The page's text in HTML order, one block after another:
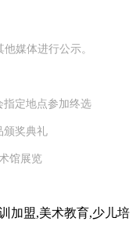
媒体进行公示。
指定地点参加终选
颁奖典礼
馆展览